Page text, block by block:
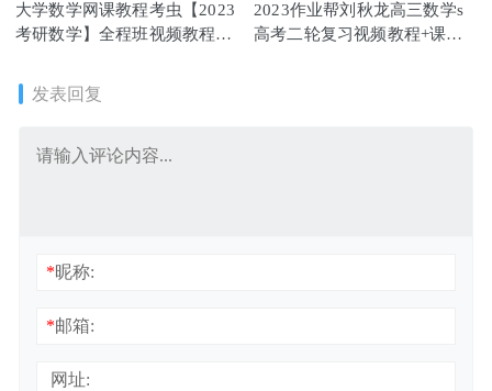
大学数学网课教程考虫【2023
考研数学】全程班视频教程
2023作业帮刘秋龙高三数学s
高考二轮复习视频教程+课堂
发表回复
*昵称:
*邮箱:
网址: